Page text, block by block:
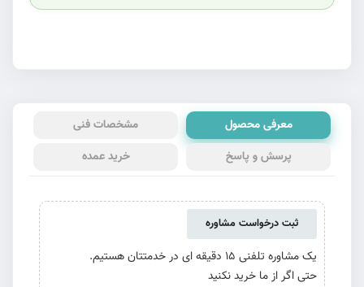
معرفی محصول
مشخصات فنی
پرسش و پاسخ
خرید عمده
ثبت درخواست مشاوره
یک مشاوره تلفنی 15 دقیقه ای در خدمتتان هستیم.
حتی اگر از ما خرید نکنید